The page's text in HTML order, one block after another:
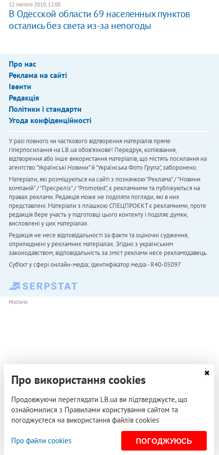
12 лютого 2010, 12:00
В Одесской области 69 населенных пунктов
остались без света из-за непогоды
Про нас
Реклама на сайті
Івенти
Редакція
Політики і стандарти
Угода конфіденційності
У разі повного чи часткового відтворення матеріалів пряме
гіперпосилання на LB.ua обов'язкове! Передрук, копіювання,
відтворення або інше використання матеріалів, що містять посилання на
агентство "Українськi Новини" й "Українська Фото Група", заборонено.
Матеріали, які розміщуються на сайті з позначкою "Реклама" / "Новини
компаній" / "Пресреліз" / "Promoted", є рекламними та публікуються на
правах реклами. Редакція може не поділяти погляди, які в них
представлені. Матеріали з плашкою СПЕЦПРОЄКТ є рекламними, проте
редакція бере участь у підготовці цього контенту і поділяє думки,
висловлені у цих матеріалах.
Редакція не несе відповідальності за факти та оціночні судження,
оприлюднені у рекламних матеріалах. Згідно з українським
законодавством, відповідальність за зміст реклами несе рекламодавець.
Cуб'єкт у сфері онлайн-медіа; ідентифікатор медіа - R40-05097
РЕКЛАМА
Про використання cookies
Продовжуючи переглядати LB.ua ви підтверджуєте, що
ознайомилися з Правилами користування сайтом та
погоджуєтеся на використання файлів cookies
Про файли cookies ПОГОДЖУЮСЬ